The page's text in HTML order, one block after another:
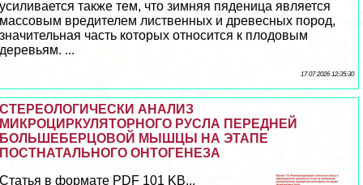
усиливается также тем, что зимняя пяденица является
массовым вредителем лиственных и древесных пород,
значительная часть которых относится к плодовым
деревьям. ...
17 07 2026 12:35:30
СТЕРЕОЛОГИЧЕСКИ АНАЛИЗ
МИКРОЦИРКУЛЯТОРНОГО РУСЛА ПЕРЕДНЕЙ
БОЛЬШЕБЕРЦОВОЙ МЫШЦЫ НА ЭТАПЕ
ПОСТНАТАЛЬНОГО ОНТОГЕНЕЗА
Статья в формате PDF 101 KB...